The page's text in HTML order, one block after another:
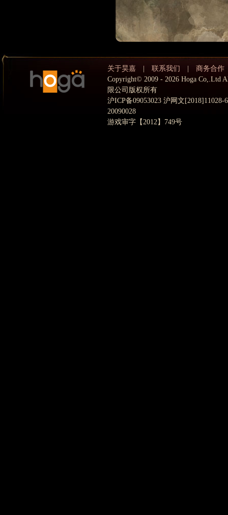
关于昊嘉 | 联系我们 | 商务合作
Copyright© 2009 - 2026 Hoga Co,.Ltd
限公司版权所有
沪ICP备09053023 沪网文
20090028
游戏审字【2012】749号